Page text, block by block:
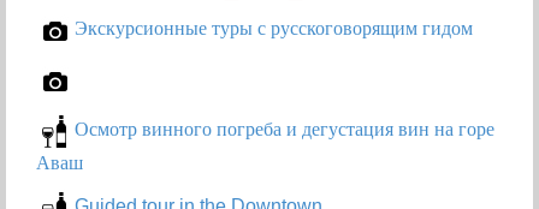
Экскурсионные туры с русскоговорящим гидом
Осмотр винного погреба и дегустация вин на горе
Аваш